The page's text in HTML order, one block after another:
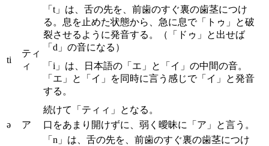
ti
ティ
ィ
「t」は、舌の先を、前歯のすぐ裏の歯茎につけ
る。息を止めた状態から、急に息で「トゥ」と破
裂させるように発音する。（「ドゥ」と出せば
「d」の音になる）
「i」は、日本語の「エ」と「イ」の中間の音。
「エ」と「イ」を同時に言う感じで「イ」と発音
する。
続けて「ティィ」となる。
ə
ア 口をあまり開けずに、弱く曖昧に「ア」と言う。
「n」は、舌の先を、前歯のすぐ裏の歯茎につけ